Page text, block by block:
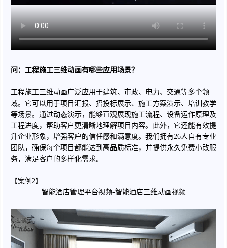
问：工程施工三维动画有哪些应用场景？
工程施工三维动画广泛应用于建筑、市政、电力、交通等多个领
域。它可以用于项目汇报、招投标展示、施工方案演示、培训教学
等场景。通过动态演示，能够直观展现施工流程、设备运作原理及
工程进度，帮助客户更清晰地理解项目内容。此外，它还能有效提
升企业形象，增强客户的信任感和满意度。我们拥有26人自有专业
团队，确保每个项目都能达到高品质标准，并提供永久免费小改服
务，满足客户的多样化需求。
【案例2】
智能酒店管理平台视频-智能酒店三维动画视频